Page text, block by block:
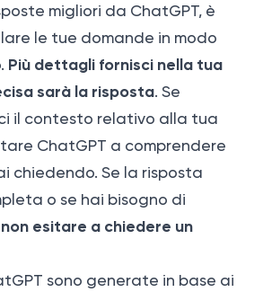
migliori da ChatGPT, è
le tue domande in modo
Più dettagli fornisci nella tua
sarà la risposta. Se
il contesto relativo alla tua
ChatGPT a comprendere
chiedendo. Se la risposta
o se hai bisogno di
non esitare a chiedere un
sono generate in base ai